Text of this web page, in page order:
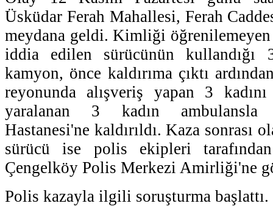
Üsküdar Ferah Mahallesi, Ferah
meydana geldi. Kimliği
iddia edilen sürücünün
kamyon, önce kaldırıma çıktı
reyonunda alışveriş yapan 3
yaralanan 3 kadın ambulansla
Hastanesi'ne kaldırıldı. Kaza sonrası
sürücü ise polis ekipleri tarafından
Çengelköy Polis Merkezi Amirliği'ne
Polis kazayla ilgili soruşturma başlattı.